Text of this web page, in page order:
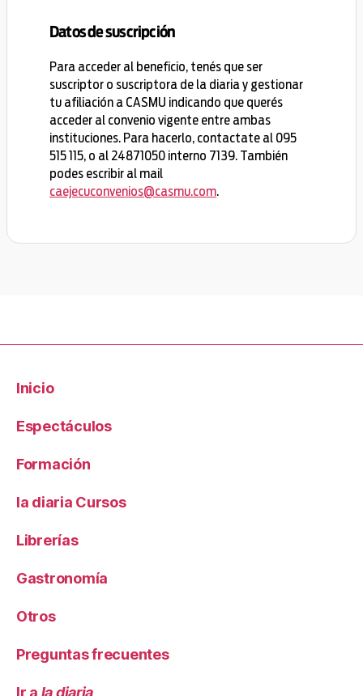
Datos de suscripción
Para acceder al beneficio, tenés que ser
suscriptor o suscriptora de la diaria y gestionar
tu afiliación a CASMU indicando que querés
acceder al convenio vigente entre ambas
instituciones. Para hacerlo, contactate al 095
515 115, o al 24871050 interno 7139. También
podes escribir al mail
caejecuconvenios@casmu.com.
Inicio
Espectáculos
Formación
la diaria Cursos
Librerías
Gastronomía
Otros
Preguntas frecuentes